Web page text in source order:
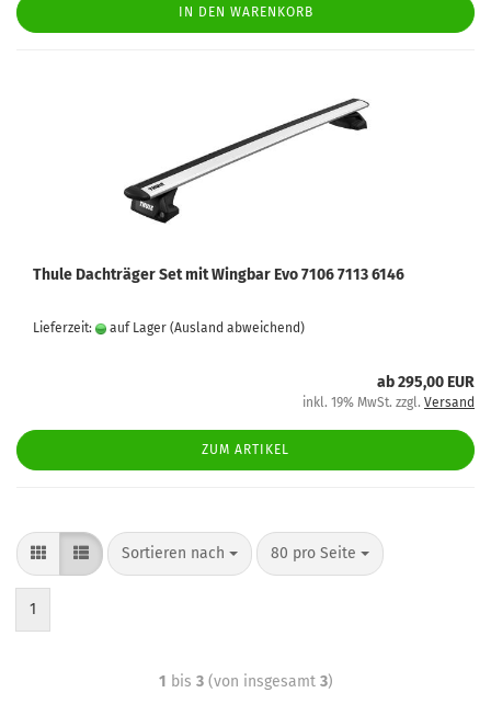
IN DEN WARENKORB
Thule Dachträger Set mit Wingbar Evo 7106 7113 6146
Lieferzeit: auf Lager (Ausland abweichend)
ab 295,00 EUR
inkl. 19% MwSt. zzgl. Versand
ZUM ARTIKEL
Sortieren nach 80 pro Seite
1
1 bis 3(von insgesamt 3)